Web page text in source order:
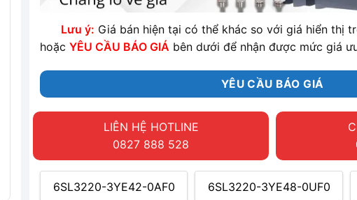
Lưu ý: Giá bán hiện tại có thể khác so với giá hiển thị
hoặcYÊU CẦU BÁO GIÁ bên dưới để nhận được mức giá
YÊU CẦU BÁO GIÁ
LIÊN HỆ HOTLINE
0827 888 528
6SL3220-3YE42-0AF0 6SL3220-3YE48-0UF0